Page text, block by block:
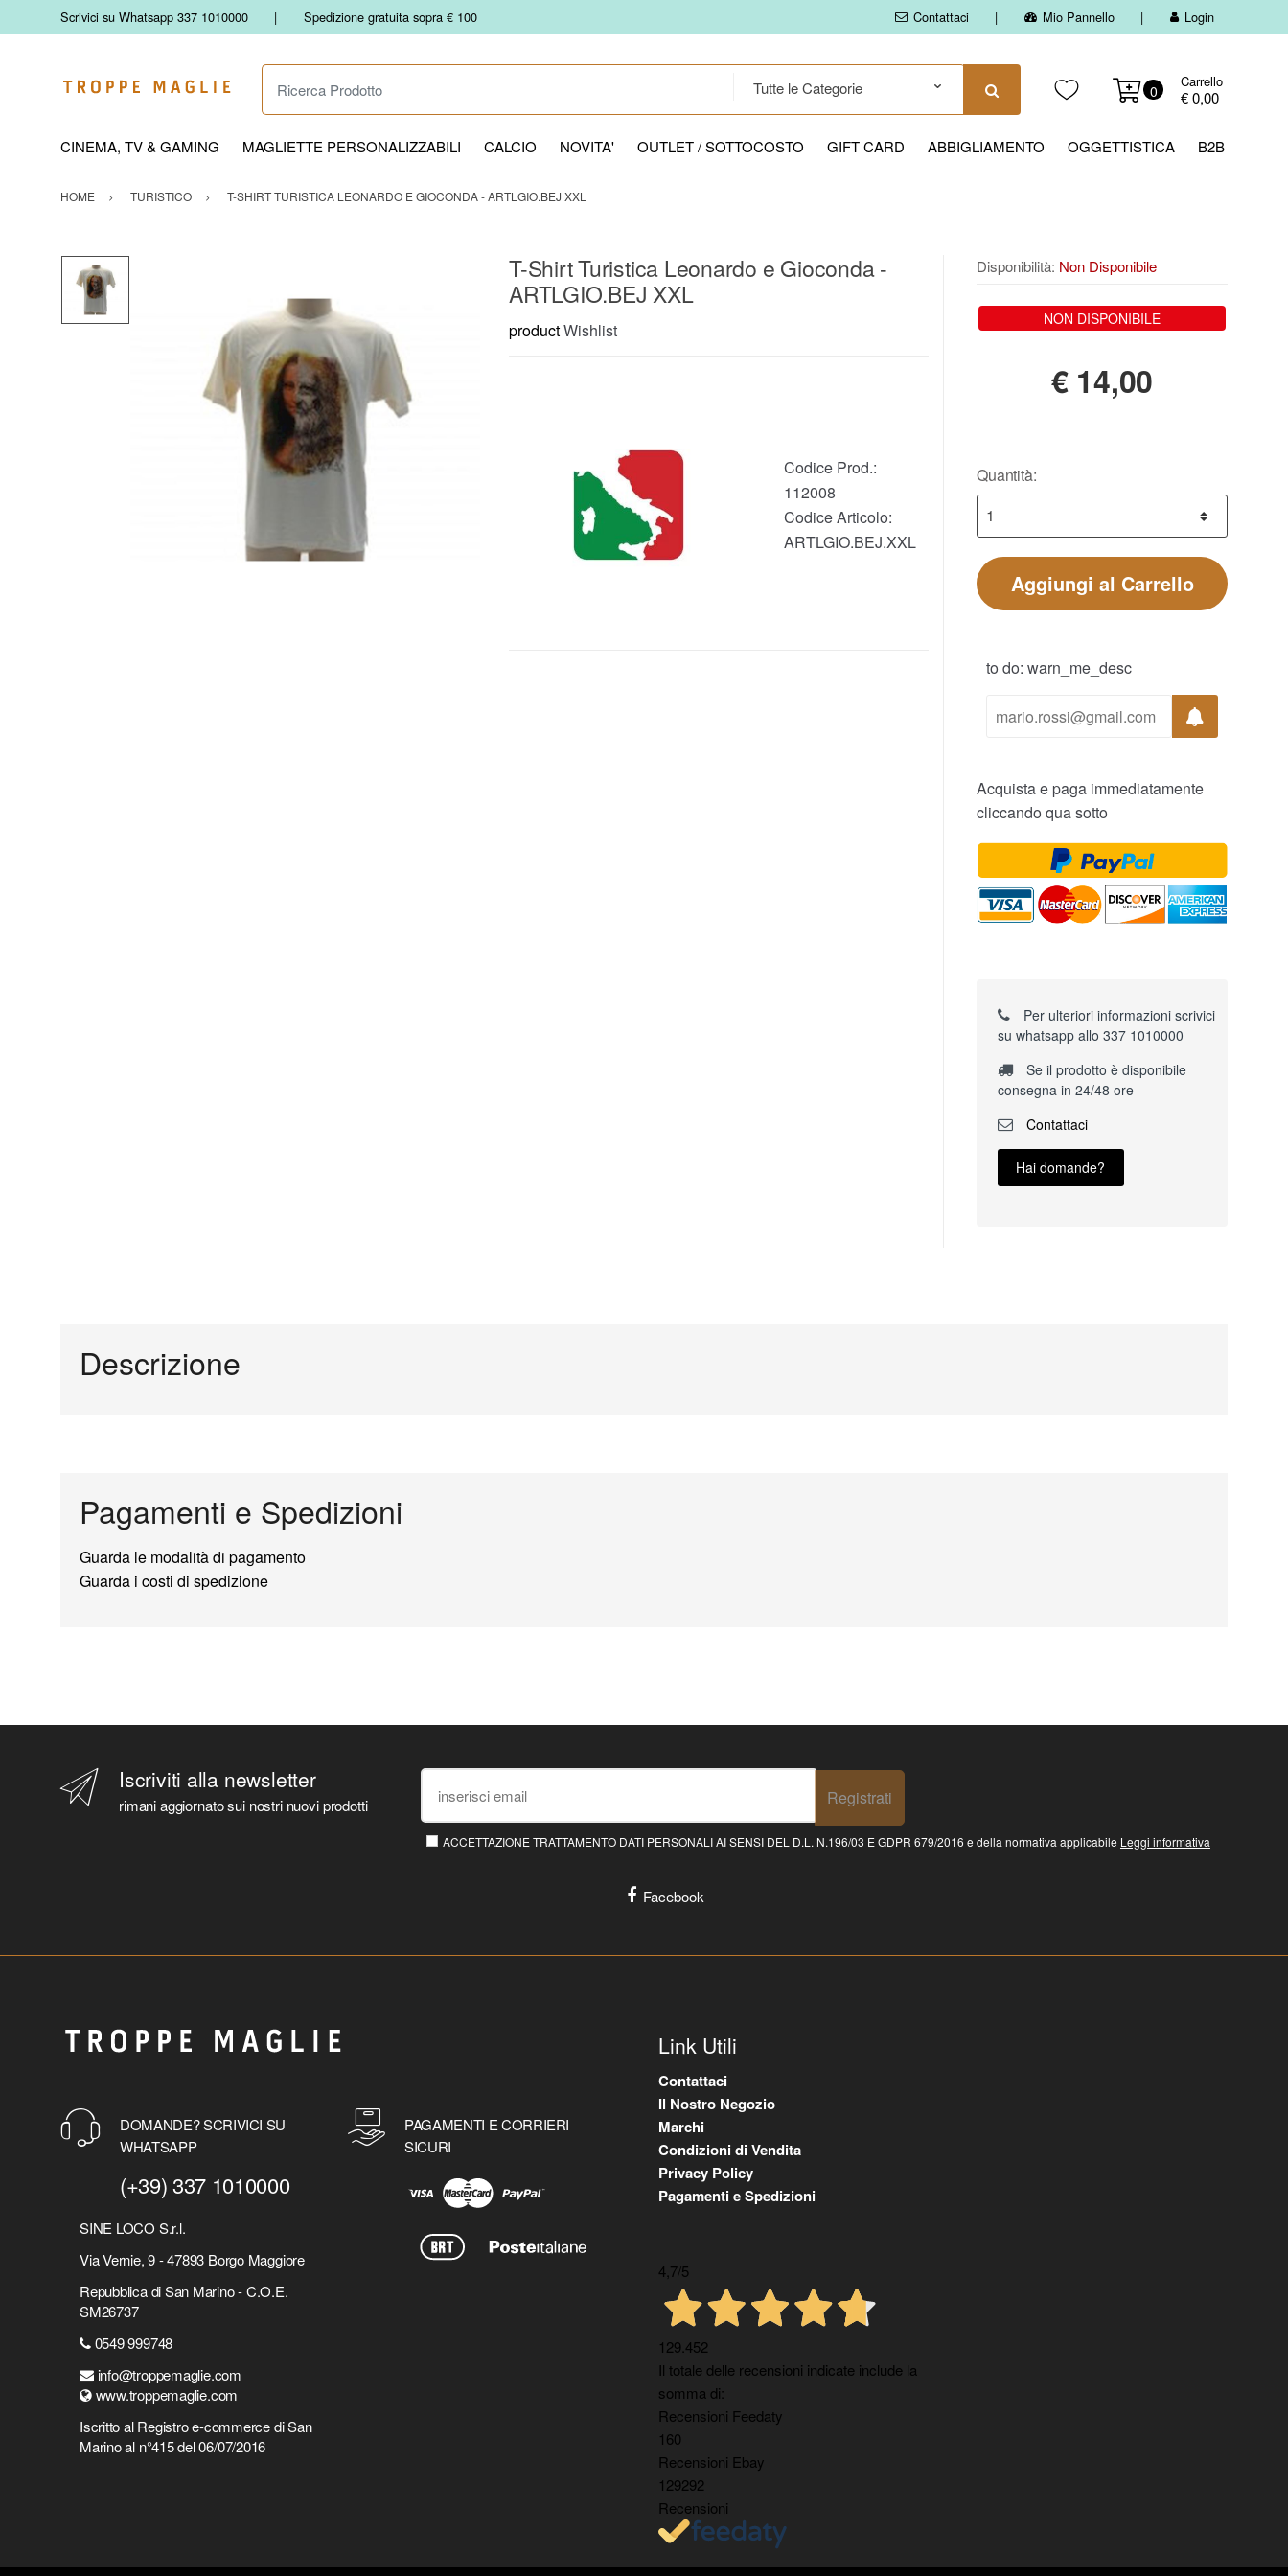
Scrivici su Whatsapp 337 1010000 Spedizione gratuita sopra € 100 Contattaci Mio Pannello Login
Ricerca Prodotto
0
Carrello
€ 0,00
CINEMA, TV & GAMING MAGLIETTE PERSONALIZZABILI CALCIO NOVITA' OUTLET / SOTTOCOSTO GIFT CARD ABBIGLIAMENTO OGGETTISTICA B2B
HOME TURISTICO T-SHIRT TURISTICA LEONARDO E GIOCONDA - ARTLGIO.BEJ XXL
T-Shirt Turistica Leonardo e Gioconda -
ARTLGIO.BEJ XXL
productWishlist
Codice Prod.:
112008
Codice Articolo:
ARTLGIO.BEJ.XXL
Disponibilità: Non Disponibile
NON DISPONIBILE
€ 14,00
Quantità:
Aggiungi al Carrello
to do: warn_me_desc
Acquista e paga immediatamente
cliccando qua sotto
Per ulteriori informazioni scrivici
su whatsapp allo 337 1010000
Se il prodotto è disponibile
consegna in 24/48 ore
Contattaci
Hai domande?
Descrizione
Pagamenti e Spedizioni
Guarda le modalità di pagamento
Guarda i costi di spedizione
Iscriviti alla newsletter
rimani aggiornato sui nostri nuovi prodotti Registrati
ACCETTAZIONE TRATTAMENTO DATI PERSONALI AI SENSI DEL D.L. N.196/03 E GDPR 679/2016 e della normativa applicabile Leggi informativa
Facebook
DOMANDE? SCRIVICI SU
WHATSAPP
(+39) 337 1010000
SINE LOCO S.r.l.
Via Vernie, 9 - 47893 Borgo Maggiore
Repubblica di San Marino - C.O.E.
SM26737
0549 999748
info@troppemaglie.com
www.troppemaglie.com
Iscritto al Registro e-commerce di San
Marino al n°415 del 06/07/2016
PAGAMENTI E CORRIERI
SICURI
Link Utili
Contattaci
Il Nostro Negozio
Marchi
Condizioni di Vendita
Privacy Policy
Pagamenti e Spedizioni
4,7/5
129.452
Il totale delle recensioni indicate include la
somma di:
Recensioni Feedaty
160
Recensioni Ebay
129292
Recensioni